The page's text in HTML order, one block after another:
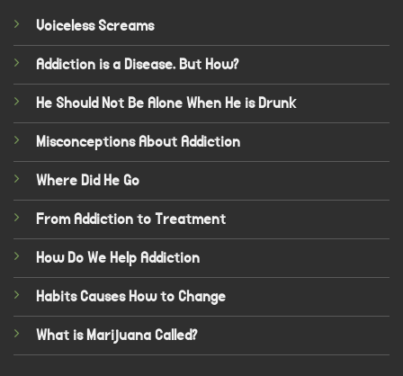
Voiceless Screams
Addiction is a Disease. But How?
He Should Not Be Alone When He is Drunk
Misconceptions About Addiction
Where Did He Go
From Addiction to Treatment
How Do We Help Addiction
Habits Causes How to Change
What is Marijuana Called?